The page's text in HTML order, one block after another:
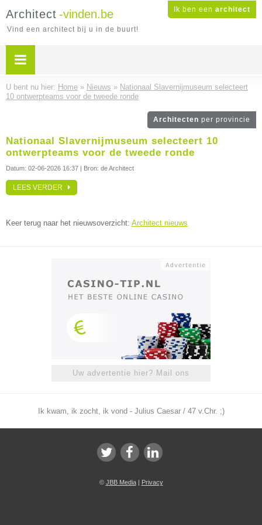
Ik ben een architect
Architect -vinden.be
Vind een architect bij u in de buurt!
U bent nu hier: Home » Nieuws » Nationaal Slavernijmuseum selecteert
10 ontwerpteams voor de tweede ronde
Architecten per provincie
Nationaal Slavernijmuseum selecteert 10
ontwerpteams voor de tweede ronde
Datum: 02-06-2026 16:37 | Bron: de Architect
LEES VERDER
Keer terug naar het nieuwsoverzicht: Architect nieuws
Uw advertentie hier? Mail ons
Ik kwam, ik zocht, ik vond - Julius Caesar / 47 v.Chr. ;)
© JBB Media| Privacy